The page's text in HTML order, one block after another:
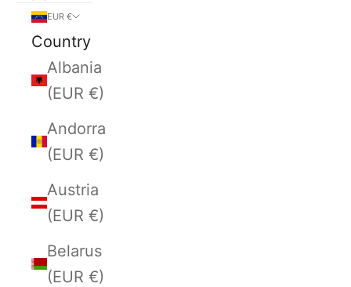
EUR €
Country
Albania
(EUR €)
Andorra
(EUR €)
Austria
(EUR €)
Belarus
(EUR €)